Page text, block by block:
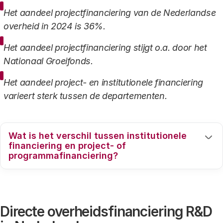
Het aandeel projectfinanciering van de Nederlandse
overheid in 2024 is 36%.
Het aandeel projectfinanciering stijgt o.a. door het
Nationaal Groeifonds.
Het aandeel project- en institutionele financiering
varieert sterk tussen de departementen.
Wat is het verschil tussen institutionele
financiering en project- of
programmafinanciering?
Instellingen zijn vrij om deze middelen zelf te besteden.
Directe overheidsfinanciering R&D